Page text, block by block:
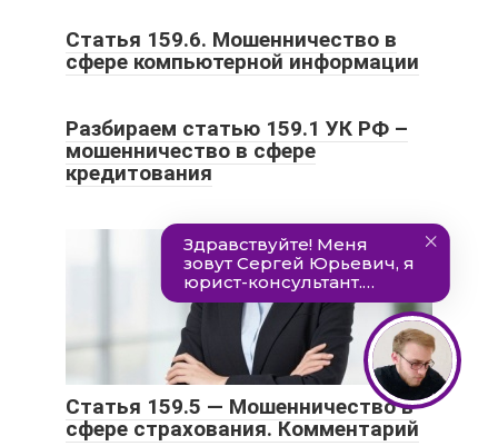
Статья 159.6. Мошенничество в
сфере компьютерной информации
Разбираем статью 159.1 УК РФ –
мошенничество в сфере
кредитования
Статья 159.5 — Мошенничество в
сфере страхования. Комментарий